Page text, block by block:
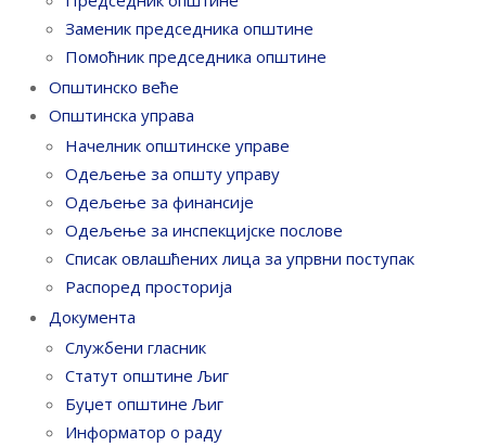
Заменик председника општине
Помоћник председника општине
Општинско веће
Општинска управа
Начелник општинске управе
Одељење за општу управу
Одељење за финансије
Одељење за инспекцијске послове
Списак овлашћених лица за упрвни поступак
Распоред просторија
Документа
Службени гласник
Статут општине Љиг
Буџет општине Љиг
Информатор о раду